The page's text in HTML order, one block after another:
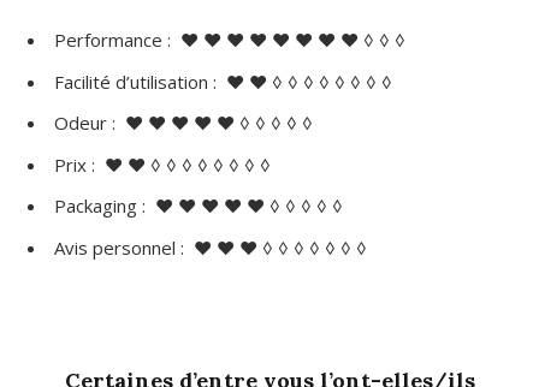
Performance : ♥ ♥ ♥ ♥ ♥ ♥ ♥ ♥ ◊ ◊ ◊
Facilité d’utilisation : ♥ ♥ ◊ ◊ ◊ ◊ ◊ ◊ ◊ ◊
Odeur : ♥ ♥ ♥ ♥ ♥ ◊ ◊ ◊ ◊ ◊
Prix : ♥ ♥ ◊ ◊ ◊ ◊ ◊ ◊ ◊ ◊
Packaging : ♥ ♥ ♥ ♥ ♥ ◊ ◊ ◊ ◊ ◊
Avis personnel : ♥ ♥ ♥ ◊ ◊ ◊ ◊ ◊ ◊ ◊
Certaines d’entre vous l’ont-elles/ils